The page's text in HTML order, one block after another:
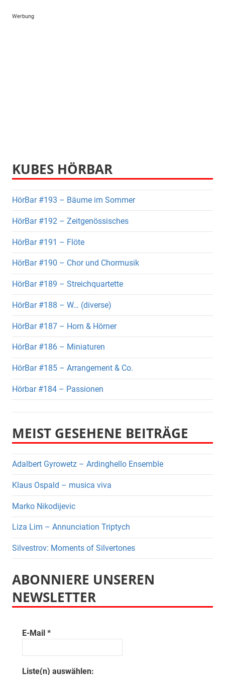
Werbung
KUBES HÖRBAR
HörBar #193 – Bäume im Sommer
HörBar #192 – Zeitgenössisches
HörBar #191 – Flöte
HörBar #190 – Chor und Chormusik
HörBar #189 – Streichquartette
HörBar #188 – W… (diverse)
HörBar #187 – Horn & Hörner
HörBar #186 – Miniaturen
HörBar #185 – Arrangement & Co.
Hörbar #184 – Passionen
MEIST GESEHENE BEITRÄGE
Adalbert Gyrowetz – Ardinghello Ensemble
Klaus Ospald – musica viva
Marko Nikodijevic
Liza Lim – Annunciation Triptych
Silvestrov: Moments of Silvertones
ABONNIERE UNSEREN
NEWSLETTER
E-Mail *
Liste(n) auswählen: